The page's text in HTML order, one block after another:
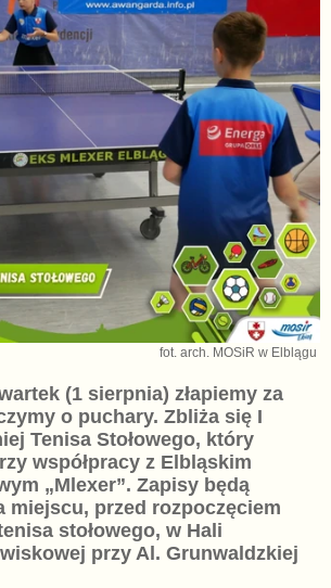
fot. arch. MOSiR w Elblągu
(1 sierpnia) złapiemy za
o puchary. Zbliża się I
Tenisa Stołowego, który
współpracy z Elbląskim
„Mlexer”. Zapisy będą
miejscu, przed rozpoczęciem
stołowego, w Hali
przy Al. Grunwaldzkiej